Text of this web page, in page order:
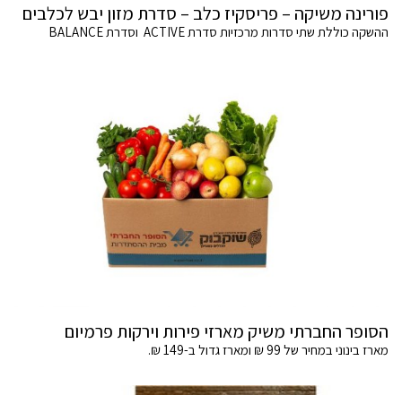
פורינה משיקה – פריסקיז כלב – סדרת מזון יבש לכלבים
ההשקה כוללת שתי סדרות מרכזיות סדרת ACTIVE וסדרת BALANCE
הסופר החברתי משיק מארזי פירות וירקות פרמיום
מארז בינוני במחיר של 99 ₪ ומארז גדול ב-149 ₪.